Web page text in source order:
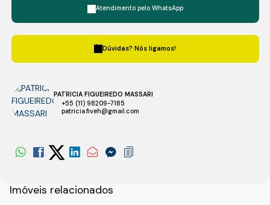
Atendimento pelo WhatsApp
Dúvidas? Nós ligamos!
PATRICIA FIGUEIREDO MASSARI
+55 (11) 98209-7185
patricia.fiveh@gmail.com
Imóveis relacionados